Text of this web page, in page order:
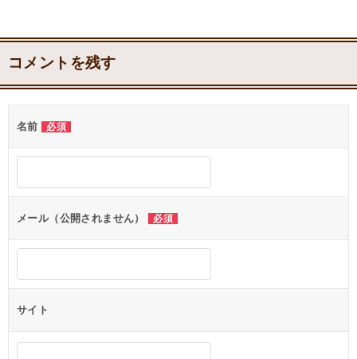
コメントを残す
名前 必須
メール（公開されません） 必須
サイト